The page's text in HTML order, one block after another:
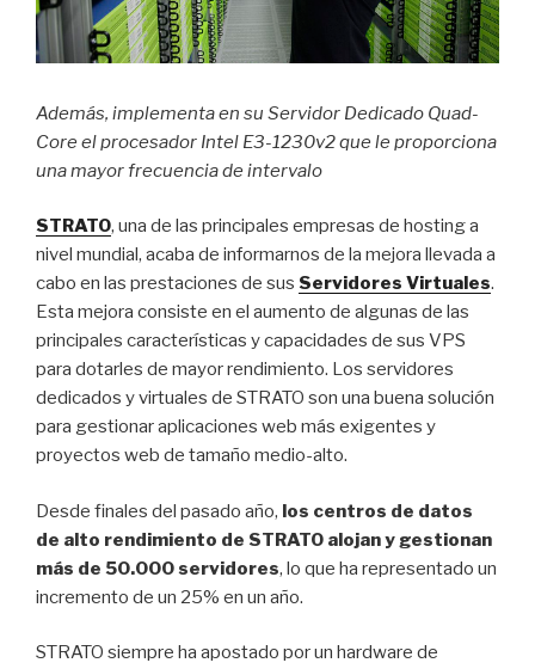
Además, implementa en su Servidor Dedicado Quad-
Core el procesador Intel E3-1230v2 que le proporciona
una mayor frecuencia de intervalo
STRATO, una de las principales empresas de hosting a
nivel mundial, acaba de informarnos de la mejora llevada a
cabo en las prestaciones de sus Servidores Virtuales.
Esta mejora consiste en el aumento de algunas de las
principales características y capacidades de sus VPS
para dotarles de mayor rendimiento. Los servidores
dedicados y virtuales de STRATO son una buena solución
para gestionar aplicaciones web más exigentes y
proyectos web de tamaño medio-alto.
Desde finales del pasado año, los centros de datos
de alto rendimiento de STRATO alojan y gestionan
más de 50.000 servidores, lo que ha representado un
incremento de un 25% en un año.
STRATO siempre ha apostado por un hardware de